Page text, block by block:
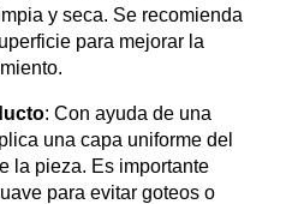
y seca. Se recomienda
para mejorar la
: Con ayuda de una
una capa uniforme del
la pieza. Es importante
para evitar goteos o